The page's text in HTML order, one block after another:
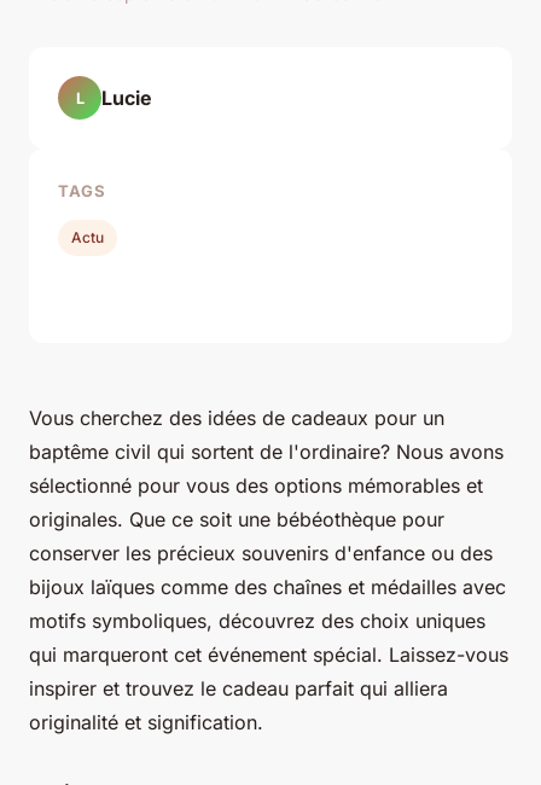
Vous cherchez des idées de cadeaux pour un
baptême civil qui sortent de l'ordinaire? Nous avons
sélectionné pour vous des options mémorables et
originales. Que ce soit une bébéothèque pour
conserver les précieux souvenirs d'enfance ou des
bijoux laïques comme des chaînes et médailles avec
motifs symboliques, découvrez des choix uniques
qui marqueront cet événement spécial. Laissez-vous
inspirer et trouvez le cadeau parfait qui alliera
originalité et signification.
L Lucie
TAGS
Actu